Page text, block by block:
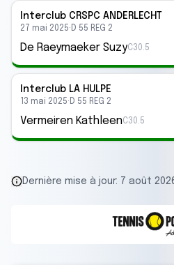
Interclub CRSPC ANDERLECHT
27 mai 2025· D 55 REG 2
De Raeymaeker SuzyC30.5
Interclub LA HULPE
13 mai 2025· D 55 REG 2
Vermeiren KathleenC30.5
Dernière mise à jour: 7 août